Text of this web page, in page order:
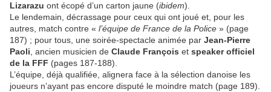
Lizarazu ont écopé d’un carton jaune (ibidem).
Le lendemain, décrassage pour ceux qui ont joué et, pour les
autres, match contre « l’équipe de France de la Police » (page
187) ; pour tous, une soirée-spectacle animée par Jean-Pierre
Paoli , ancien musicien de Claude François et speaker officiel
de la FFF (pages 187-188).
L’équipe, déjà qualifiée, alignera face à la sélection danoise les
joueurs n’ayant pas encore disputé le moindre match (page 189).